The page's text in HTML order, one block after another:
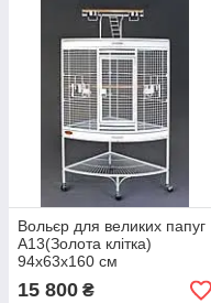
Вольєр для великих папуг
A13(Золота клітка)
94х63х160 см
15 800 ₴